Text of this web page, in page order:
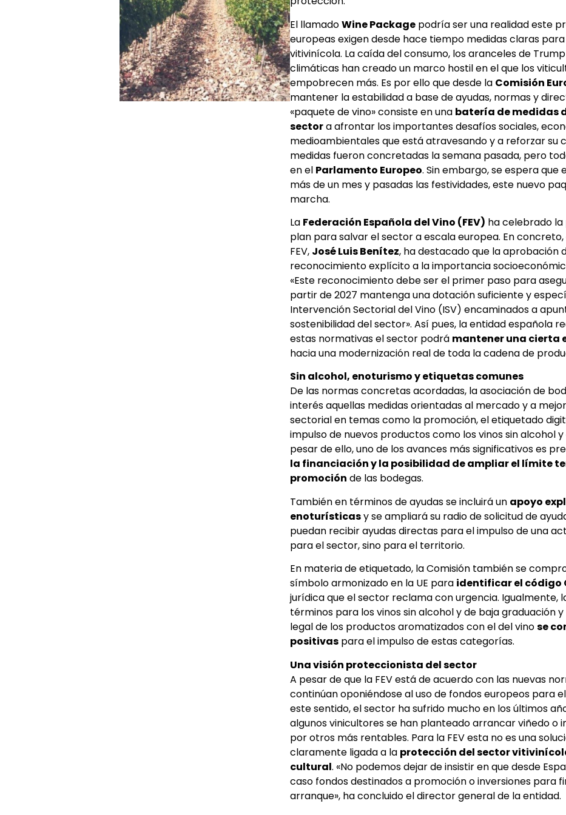
El llamadoWine Package podría ser una realidad este
europeas exigen desde hace tiempo medidas claras
vitivinícola. La caída del consumo, los aranceles de
climáticas han creado un marco hostil en el que los
empobrecen más. Es por ello que desde la Comisión
mantener la estabilidad a base de ayudas, normas y
«paquete de vino» consiste en una batería de medidas
sectora afrontar los importantes desafíos sociales,
medioambientales que está atravesando y a reforzar su
medidas fueron concretadas la semana pasada, pero
en el Parlamento Europeo. Sin embargo, se espera
más de un mes y pasadas las festividades, este nuevo
marcha.
La Federación Española del Vino (FEV) ha celebrado
plan para salvar el sector a escala europea. En
FEV, José Luis Benítez, ha destacado que la aprobación
reconocimiento explícito a la importancia
«Este reconocimiento debe ser el primer paso para
partir de 2027 mantenga una dotación suficiente y
Intervención Sectorial del Vino (ISV) encaminados a
sostenibilidad del sector». Así pues, la entidad española
estas normativas el sector podrá mantener una cierta
hacia una modernización real de toda la cadena de
Sin alcohol, enoturismo y etiquetas comunes
De las normas concretas acordadas, la asociación de
interés aquellas medidas orientadas al mercado y a
sectorial en temas como la promoción, el etiquetado
impulso de nuevos productos como los vinos sin alcohol
pesar de ello, uno de los avances más significativos es
la financiación y la posibilidad de ampliar el límite
promoción de las bodegas.
También en términos de ayudas se incluirá un apoyo
enoturísticasy se ampliará su radio de solicitud de
puedan recibir ayudas directas para el impulso de una
para el sector, sino para el territorio.
En materia de etiquetado, la Comisión también se
símbolo armonizado en la UE para identificar el código
jurídica que el sector reclama con urgencia. Igualmente,
términos para los vinos sin alcohol y de baja graduación
legal de los productos aromatizados con el del vinose
positivas para el impulso de estas categorías.
Una visión proteccionista del sector
A pesar de que la FEV está de acuerdo con las nuevas
continúan oponiéndose al uso de fondos europeos para
este sentido, el sector ha sufrido mucho en los últimos
algunos vinicultores se han planteado arrancar viñedo o
por otros más rentables. Para la FEV esta no es una
claramente ligada a la protección del sector
cultural. «No podemos dejar de insistir en que desde
caso fondos destinados a promoción o inversiones para
arranque», ha concluido el director general de la entidad.